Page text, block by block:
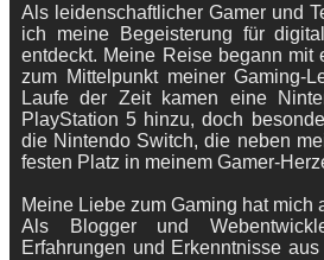
Als leidenschaftlicher Gamer und
ich meine Begeisterung für
entdeckt. Meine Reise begann mit
zum Mittelpunkt meiner Gaming-
Laufe der Zeit kamen eine
PlayStation 5 hinzu, doch
die Nintendo Switch, die neben
festen Platz in meinem Gamer-
Meine Liebe zum Gaming hat mich
Als Blogger und
Erfahrungen und Erkenntnisse